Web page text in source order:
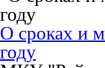
О сроках и
году